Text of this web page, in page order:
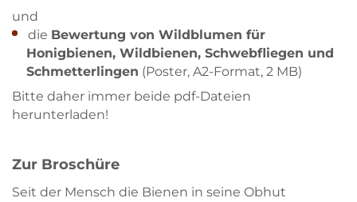
und
die Bewertung von Wildblumen für
Honigbienen, Wildbienen, Schwebfliegen und
Schmetterlingen (Poster, A2-Format, 2 MB)
Bitte daher immer beide pdf-Dateien
herunterladen!
Zur Broschüre
Seit der Mensch die Bienen in seine Obhut